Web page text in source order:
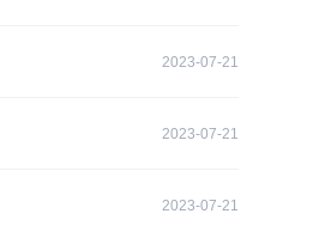
2023-07-21
2023-07-21
2023-07-21